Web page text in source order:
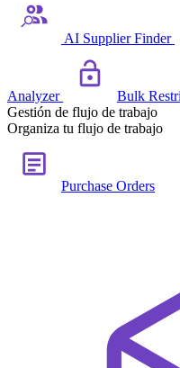
AI Supplier Finder
Analyzer Bulk
Gestión de flujo de trabajo
Organiza tu flujo de trabajo
Purchase Orders